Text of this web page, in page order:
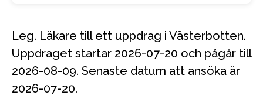
Leg. Läkare till ett uppdrag i Västerbotten.
Uppdraget startar 2026-07-20 och pågår till
2026-08-09. Senaste datum att ansöka är
2026-07-20.